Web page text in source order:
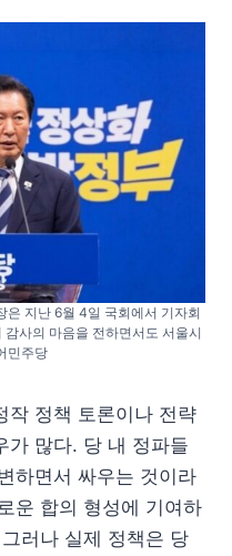
은 지난 6월 4일 국회에서 기자회
사의 마음을 전하면서도 서울시
민주당
작 정책 토론이나 전략
가 많다. 당 내 정파들
하면서 싸우는 것이라
운 합의 형성에 기여하
러나 실제 정책은 당